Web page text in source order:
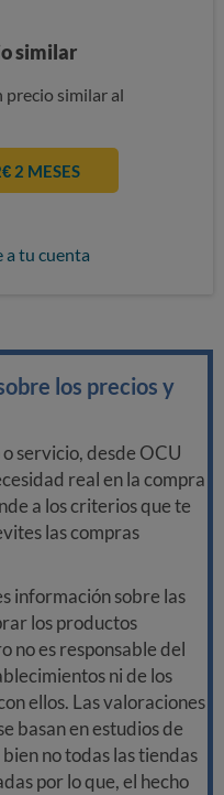
similar
precio similar al
2 MESES
a tu cuenta
los precios y
servicio, desde OCU
real en la compra
a los criterios que te
las compras
información sobre las
los productos
no es responsable del
ni de los
ellos. Las valoraciones
basan en estudios de
no todas las tiendas
por lo que, el hecho